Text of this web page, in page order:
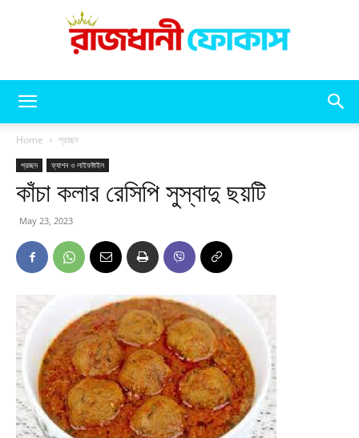
ফোকাস
Home প্রচ্ছদ
প্রচ্ছদ ফ্যাশন ও লাইফষ্টাইল
কাঁচা কলার রেসিপি সুস্বাদু ছয়টি
May 23, 2023